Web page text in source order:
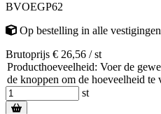
BVOEGP62
Op bestelling in alle vestigingen
Brutoprijs € 26,56 / st
Producthoeveelheid: Voer de
de knoppen om de hoeveelheid te
st